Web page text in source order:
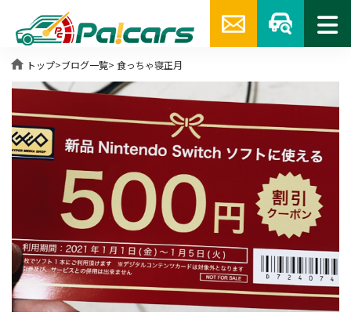
home トップ>ブログ一覧> 食っちゃ寝正月